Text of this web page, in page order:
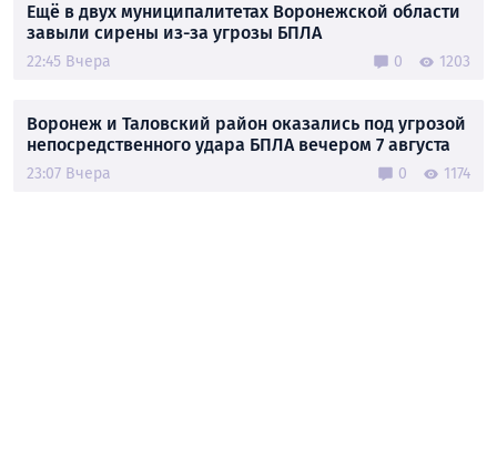
Ещё в двух муниципалитетах Воронежской области
завыли сирены из-за угрозы БПЛА
22:45 Вчера 0 1203
Воронеж и Таловский район оказались под угрозой
непосредственного удара БПЛА вечером 7 августа
23:07 Вчера 0 1174